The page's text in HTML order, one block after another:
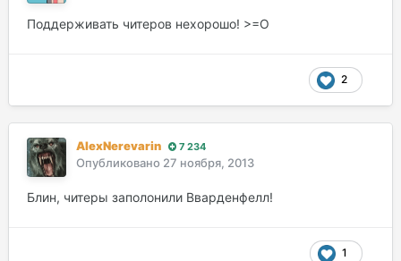
Поддерживать читеров нехорошо! >=O
2
AlexNerevarin 7 234
Опубликовано 27 ноября, 2013
Блин, читеры заполонили Вварденфелл!
1